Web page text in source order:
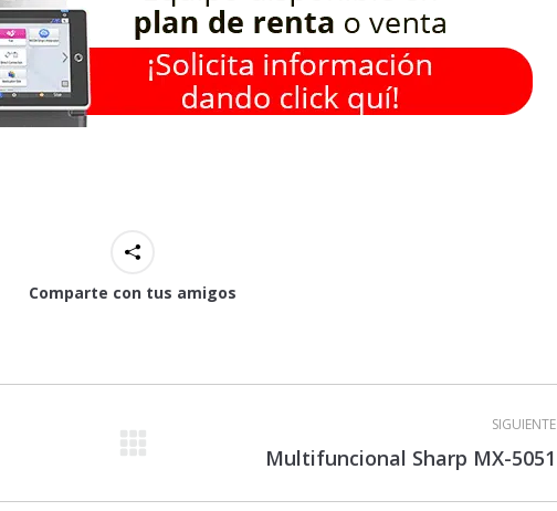
Comparte con tus amigos
SIGUIENTE
Multifuncional Sharp MX-5051